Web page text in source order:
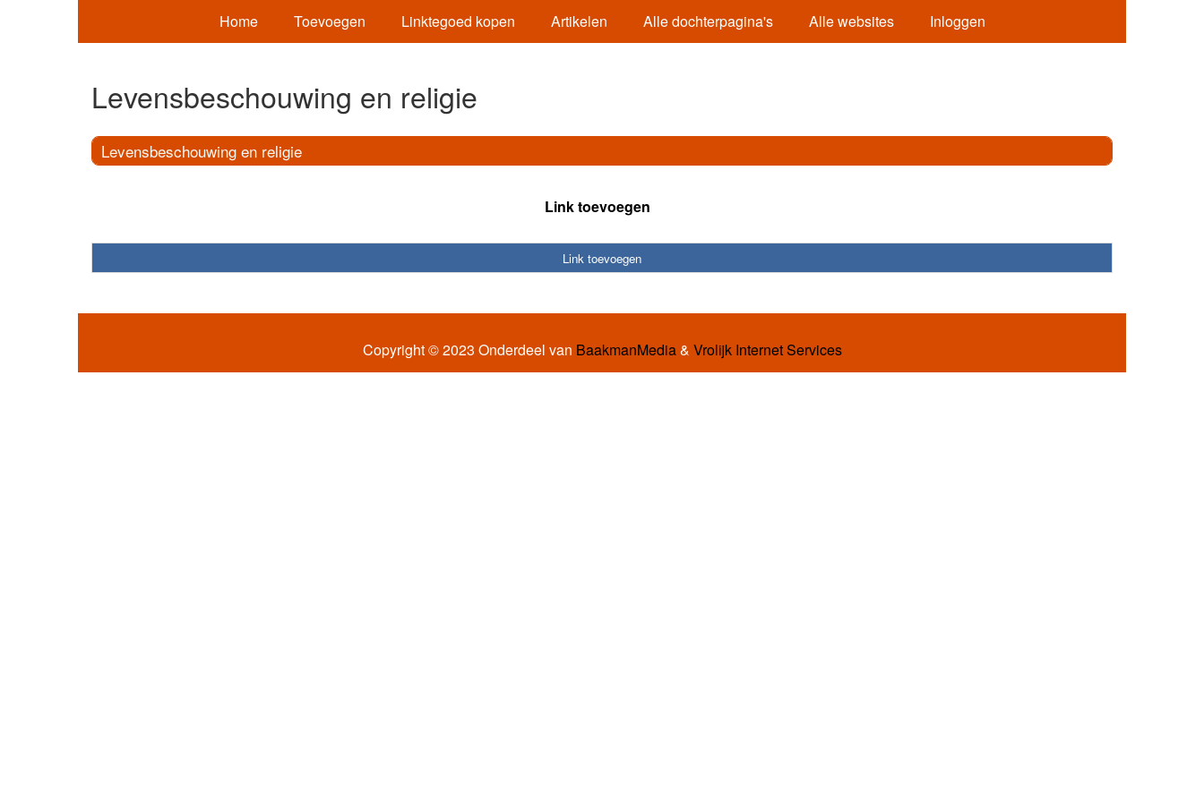
Home Toevoegen Linktegoed kopen Artikelen Alle dochterpagina's Alle websites Inloggen
Levensbeschouwing en religie
Levensbeschouwing en religie
Link toevoegen
Link toevoegen
Copyright © 2023 Onderdeel van BaakmanMedia& Vrolijk Internet Services